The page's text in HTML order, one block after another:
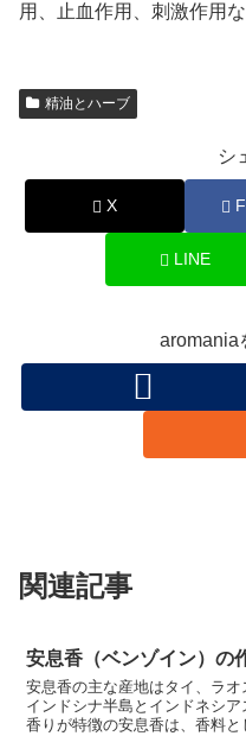
用、止血作用、刺激作用
精油とハーブ
シ
X
LINE
aromania
関連記事
安息香（ベンゾイン）の
安息香の主な産地はタイ、ラ
インドシナ半島とインドネシ
香りが特徴の安息香は、香料